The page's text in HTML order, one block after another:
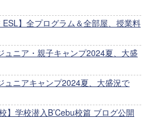
ESL】全プログラム＆全部屋、授業料
ュニア・親子キャンプ2024夏、大盛
ュニアキャンプ2024夏、大盛況で
校】学校潜入B’Cebu校篇 ブログ公開